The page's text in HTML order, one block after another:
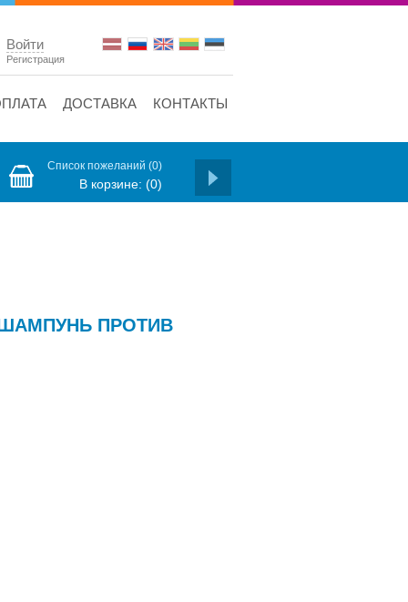
Войти
Регистрация
ДОСТАВКА КОНТАКТЫ
Список пожеланий (0)
В корзине: (0)
ШАМПУНЬ ПРОТИВ